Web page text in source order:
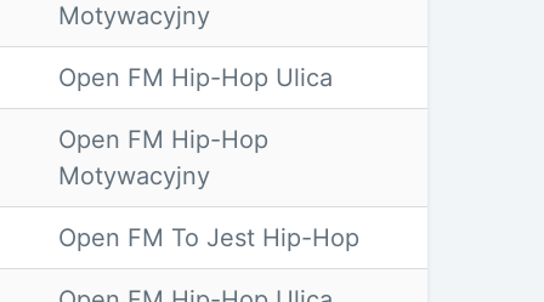
Motywacyjny
Open FM Hip-Hop Ulica
Open FM Hip-Hop
Motywacyjny
Open FM To Jest Hip-Hop